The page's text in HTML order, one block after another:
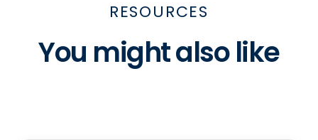
RESOURCES
You might also like